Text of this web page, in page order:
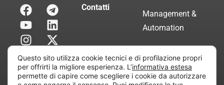
Contatti
Management &
Automation
Servizi di
Consulenza
Certificata
Questo sito utilizza cookie tecnici e di profilazione propri
per offrirti la migliore esperienza. L’informativa estesa
permette di capire come scegliere i cookie da autorizzare